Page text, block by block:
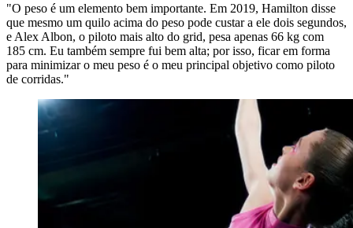
"O peso é um elemento bem importante. Em 2019, Hamilton disse
que mesmo um quilo acima do peso pode custar a ele dois segundos,
e Alex Albon, o piloto mais alto do grid, pesa apenas 66 kg com
185 cm. Eu também sempre fui bem alta; por isso, ficar em forma
para minimizar o meu peso é o meu principal objetivo como piloto
de corridas."